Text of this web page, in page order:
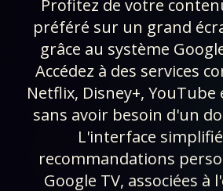
Profitez de votre
préféré sur un grand
grâce au système
Accédez à des services
Netflix, Disney+,
sans avoir besoin d'un
L'interface
recommandations
Google TV, associées à